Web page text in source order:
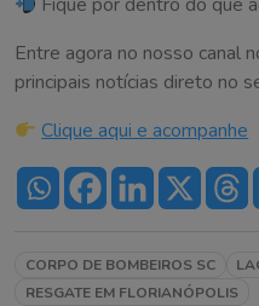
Entre agora no nosso canal
principais notícias direto no
Clique aqui e acompanhe
CORPO DE BOMBEIROS SC
RESGATE EM FLORIANÓPOLIS